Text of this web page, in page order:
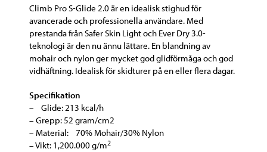
Climb Pro S-Glide 2.0 är en idealisk stighud för
avancerade och professionella användare. Med
prestanda från Safer Skin Light och Ever Dry 3.0-
teknologi är den nu ännu lättare. En blandning av
mohair och nylon ger mycket god glidförmåga och god
vidhäftning. Idealisk för skidturer på en eller flera dagar.
Specifikation
– Glide: 213 kcal/h
– Grepp: 52 gram/cm2
– Material: 70% Mohair/30% Nylon
– Vikt: 1,200.000 g/m2